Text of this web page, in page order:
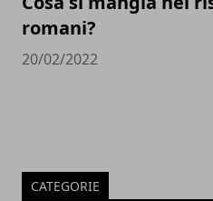
romani?
20/02/2022
CATEGORIE